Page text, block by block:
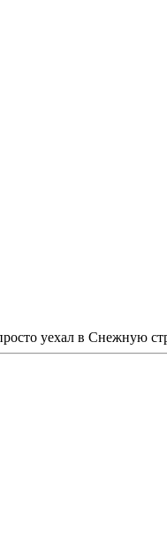
уехал в Снежную